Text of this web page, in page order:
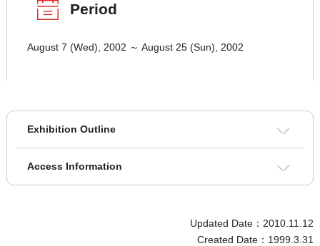
Period
August 7 (Wed), 2002 ～ August 25 (Sun), 2002
Exhibition Outline
Access Information
Updated Date：2010.11.12
Created Date：1999.3.31